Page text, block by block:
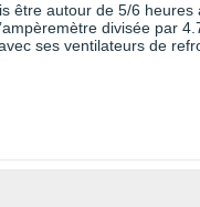
être autour de 5/6
divisée par
ses ventilateurs de